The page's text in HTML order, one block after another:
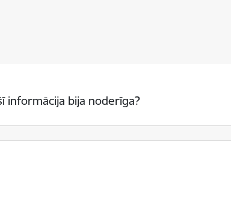
informācija bija noderīga?